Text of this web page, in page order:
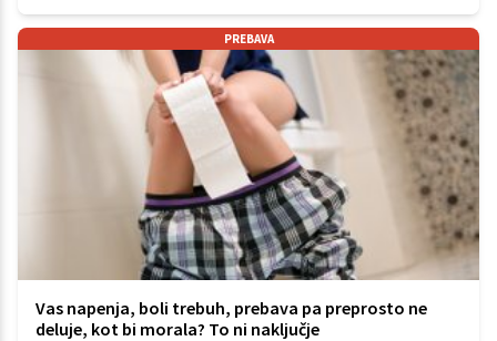
PREBAVA
Vas napenja, boli trebuh, prebava pa preprosto ne
deluje, kot bi morala? To ni naključje